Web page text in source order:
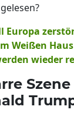
Europa
Weißen
wieder